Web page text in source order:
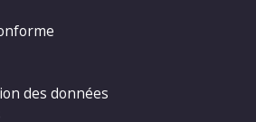
des données